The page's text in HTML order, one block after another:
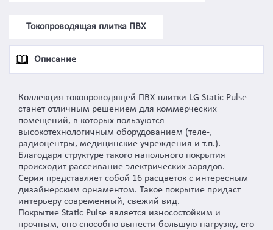
Токопроводящая плитка ПВХ
Описание
Коллекция токопроводящей ПВХ-плитки LG Static Pulse
станет отличным решением для коммерческих
помещений, в которых пользуются
высокотехнологичным оборудованием (теле-,
радиоцентры, медицинские учреждения и т.п.).
Благодаря структуре такого напольного покрытия
происходит рассеивание электрических зарядов.
Серия представляет собой 16 расцветок с интересным
дизайнерским орнаментом. Такое покрытие придаст
интерьеру современный, свежий вид.
Покрытие Static Pulse является износостойким и
прочным, оно способно вынести большую нагрузку, его